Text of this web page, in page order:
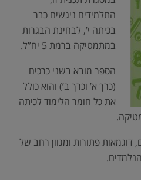
התלמידים ניגשים כבר
בכיתה י’, לבחינת הבגרות
במתמטיקה ברמת 5 יח”ל.
הספר מובא בשני כרכים
(כרך א’ וכרך ב’) והוא כולל
את כל חומר הלימוד לכיתה
פתורות ומגוון רחב של